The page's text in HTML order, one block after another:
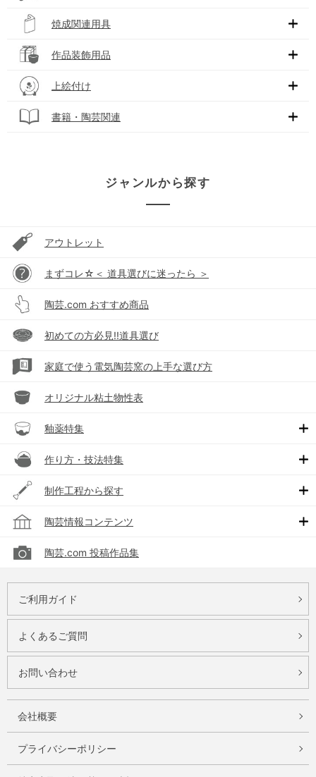
焼成関連用具
作品装飾用品
上絵付け
書籍・陶芸関連
ジャンルから探す
アウトレット
まずコレ☆＜ 道具選びに迷ったら ＞
陶芸.com おすすめ商品
初めての方必見!!道具選び
家庭で使う電気陶芸窯の上手な選び方
オリジナル粘土物性表
釉薬特集
作り方・技法特集
制作工程から探す
陶芸情報コンテンツ
陶芸.com 投稿作品集
ご利用ガイド
よくあるご質問
お問い合わせ
会社概要
プライバシーポリシー